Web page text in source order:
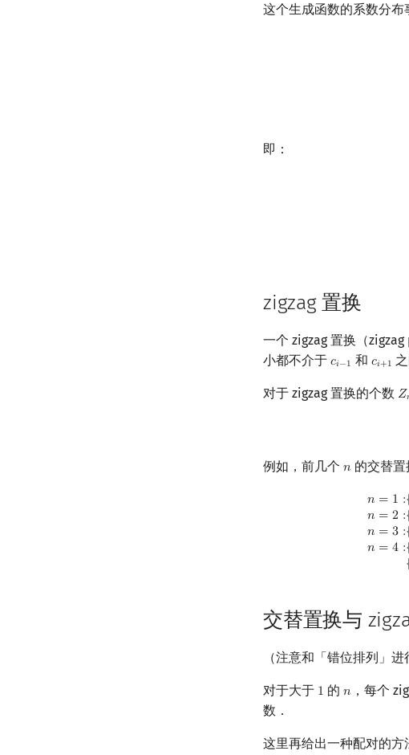
这个生成函数的系数分布
即：
zigzag 置换
一个 zigzag 置换（
小都不介于 𝑐𝑖−1
ci−1 和 𝑐𝑖+1
ci+1
对于 zigzag 置换的个数 𝑍
Z
例如，前几个 𝑛
n 的交替置
𝑛 = 1 :
𝑛 = 2 :
𝑛 = 3 :
𝑛 = 4 :
}n =3 {1 ,3
交替置换与
（注意和「错位排列」进
对于大于 1
1 的 𝑛
n ，每个
数．
这里再给出一种配对的